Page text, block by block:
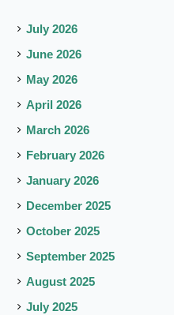
July 2026
June 2026
May 2026
April 2026
March 2026
February 2026
January 2026
December 2025
October 2025
September 2025
August 2025
July 2025